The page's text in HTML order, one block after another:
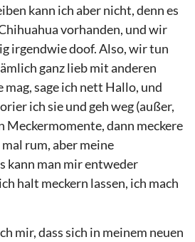
kann ich aber nicht, denn es
vorhanden, und wir
irgendwie doof. Also, wir tun
ganz lieb mit anderen
mag, sage ich nett Hallo, und
ich sie und geh weg (außer,
Meckermomente, dann meckere
rum, aber meine
kann man mir entweder
halt meckern lassen, ich mach
mir, dass sich in meinem neuen